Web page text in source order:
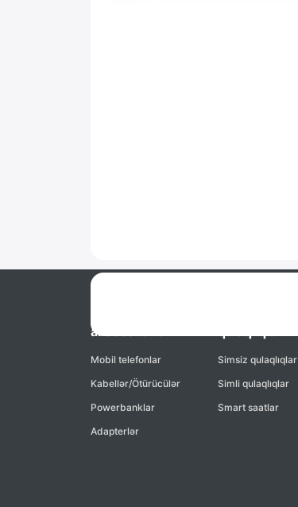
aksessuarlar
Mobil telefonlar
Kabellər/Ötürücülər
Powerbanklar
Adapterlər
Simsiz qulaqlıqlar
Simli qulaqlıqlar
Smart saatlar